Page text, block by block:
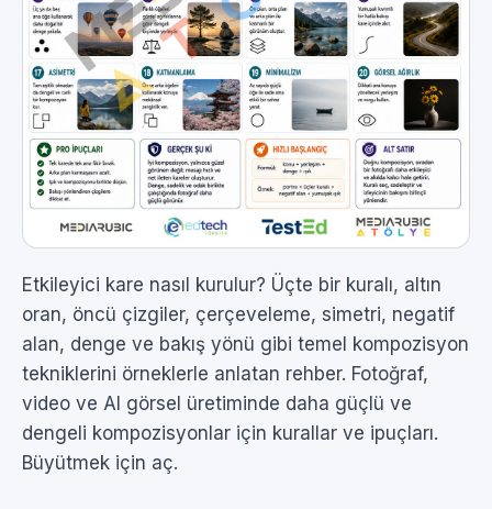
Etkileyici kare nasıl kurulur? Üçte bir kuralı, altın
oran, öncü çizgiler, çerçeveleme, simetri, negatif
alan, denge ve bakış yönü gibi temel kompozisyon
tekniklerini örneklerle anlatan rehber. Fotoğraf,
video ve AI görsel üretiminde daha güçlü ve
dengeli kompozisyonlar için kurallar ve ipuçları.
Büyütmek için aç.